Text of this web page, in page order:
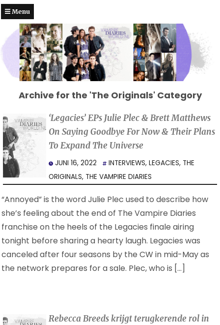
Menu
Archive for the 'The Originals' Category
‘Legacies’ EPs Julie Plec & Brett Matthews
On Saying Goodbye For Now & Their Plans
To Expand The Universe
JUNI 16, 2022 INTERVIEWS,LEGACIES, THE
ORIGINALS, THE VAMPIRE DIARIES
“Annoyed” is the word Julie Plec used to describe how
she’s feeling about the end of The Vampire Diaries
franchise on the heels of the Legacies finale airing
tonight before sharing a hearty laugh. Legacies was
canceled after four seasons by the CW in mid-May as
the network prepares for a sale. Plec, who is […]
Rebecca Breeds krijgt terugkerende rol in